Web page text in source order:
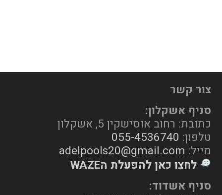
צור קשר
סניף אשקלון:
כתובת: רחוב אוסישקין 5, אשקלון
טלפון: 055-4536740
מייל: adelpools20@gmail.com
לחצו כאן להפעלת הWAZE
סניף אשדוד: